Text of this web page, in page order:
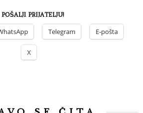
POŠALJI PRIJATELJU!
Telegram E-pošta
X